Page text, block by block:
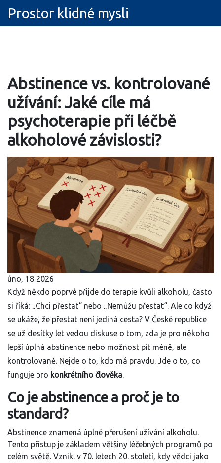
Prostor klidné mysli
Abstinence vs. kontrolované
užívání: Jaké cíle má
psychoterapie při léčbě
alkoholové závislosti?
úno, 18 2026
Když někdo poprvé přijde do terapie kvůli alkoholu, často
si říká: „Chci přestat“ nebo „Nemůžu přestat“. Ale co když
se ukáže, že přestat není jediná cesta? V České republice
se už desítky let vedou diskuse o tom, zda je pro někoho
lepší úplná abstinence nebo možnost pít méně, ale
kontrolovaně. Nejde o to, kdo má pravdu. Jde o to, co
funguje pro konkrétního člověka.
Co je abstinence a proč je to
standard?
Abstinence znamená úplné přerušení užívání alkoholu.
Tento přístup je základem většiny léčebných programů po
celém světě. Vznikl v 70. letech 20. století, kdy vědci jako